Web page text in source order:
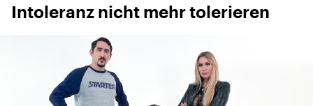
Intoleranz nicht mehr tolerieren